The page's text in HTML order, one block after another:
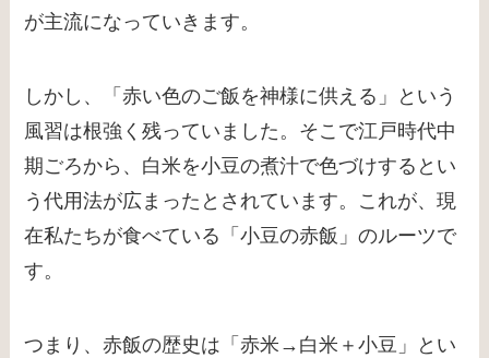
が主流になっていきます。
しかし、「赤い色のご飯を神様に供える」という
風習は根強く残っていました。そこで江戸時代中
期ごろから、白米を小豆の煮汁で色づけするとい
う代用法が広まったとされています。これが、現
在私たちが食べている「小豆の赤飯」のルーツで
す。
つまり、赤飯の歴史は「赤米→白米＋小豆」とい